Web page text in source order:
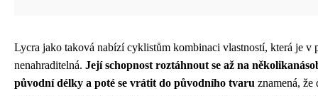
Lycra jako taková nabízí cyklistům kombinaci vlastností, která je v
nenahraditelná. Její schopnost roztáhnout se až na
původní délky a poté se vrátit do původního tvaru znamená, že